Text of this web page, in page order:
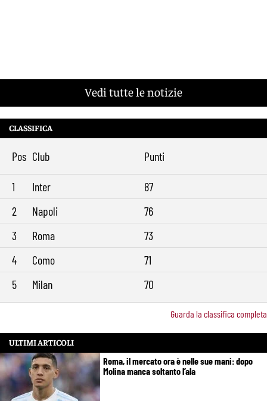
Vedi tutte le notizie
CLASSIFICA
Pos Club Punti
1 Inter
87
2
Napoli
76
3
Roma
73
4
Como
71
5
Milan 70
Guarda la classifica completa
ULTIMI ARTICOLI
Roma, il mercato ora è nelle sue mani: dopo
Molina manca soltanto l’ala